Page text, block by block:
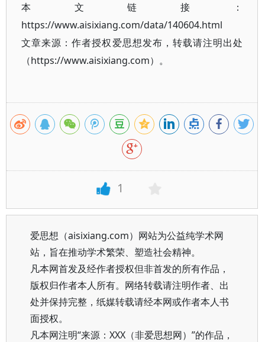
本文链接：
https://www.aisixiang.com/data/140604.html
文章来源：作者授权爱思想发布，转载请注明出处
（https://www.aisixiang.com）。
1
爱思想（aisixiang.com）网站为公益纯学术网
站，旨在推动学术繁荣、塑造社会精神。
凡本网首发及经作者授权但非首发的所有作品，
版权归作者本人所有。网络转载请注明作者、出
处并保持完整，纸媒转载请经本网或作者本人书
面授权。
凡本网注明“来源：XXX（非爱思想网）”的作品，